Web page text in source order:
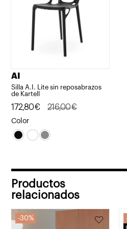
AI
Silla A.I. Lite sin reposabrazos
de Kartell
216,00€
El
precio
original
172,80€
El
precio
actual
Color
Productos
relacionados
30%